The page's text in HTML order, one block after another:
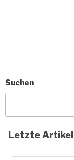
Suchen
Letzte Artikel